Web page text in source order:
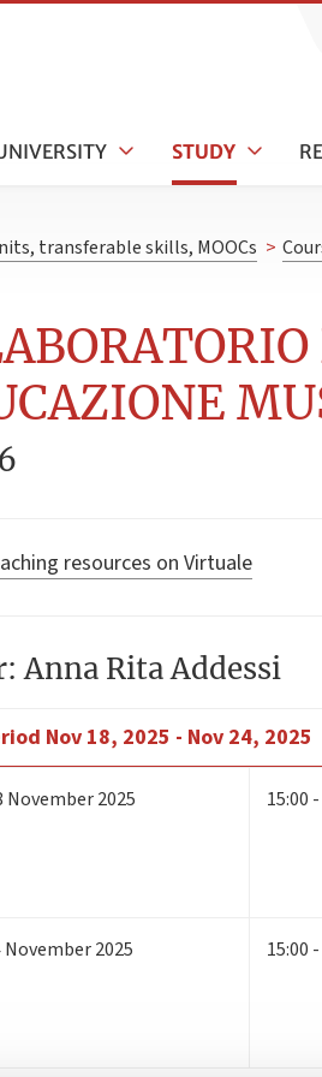
STUDY
transferable skills, MOOCs >
resources on Virtuale
Anna Rita Addessi
Nov 18, 2025 - Nov 24, 2025
November 2025 15:00
November 2025 15:00